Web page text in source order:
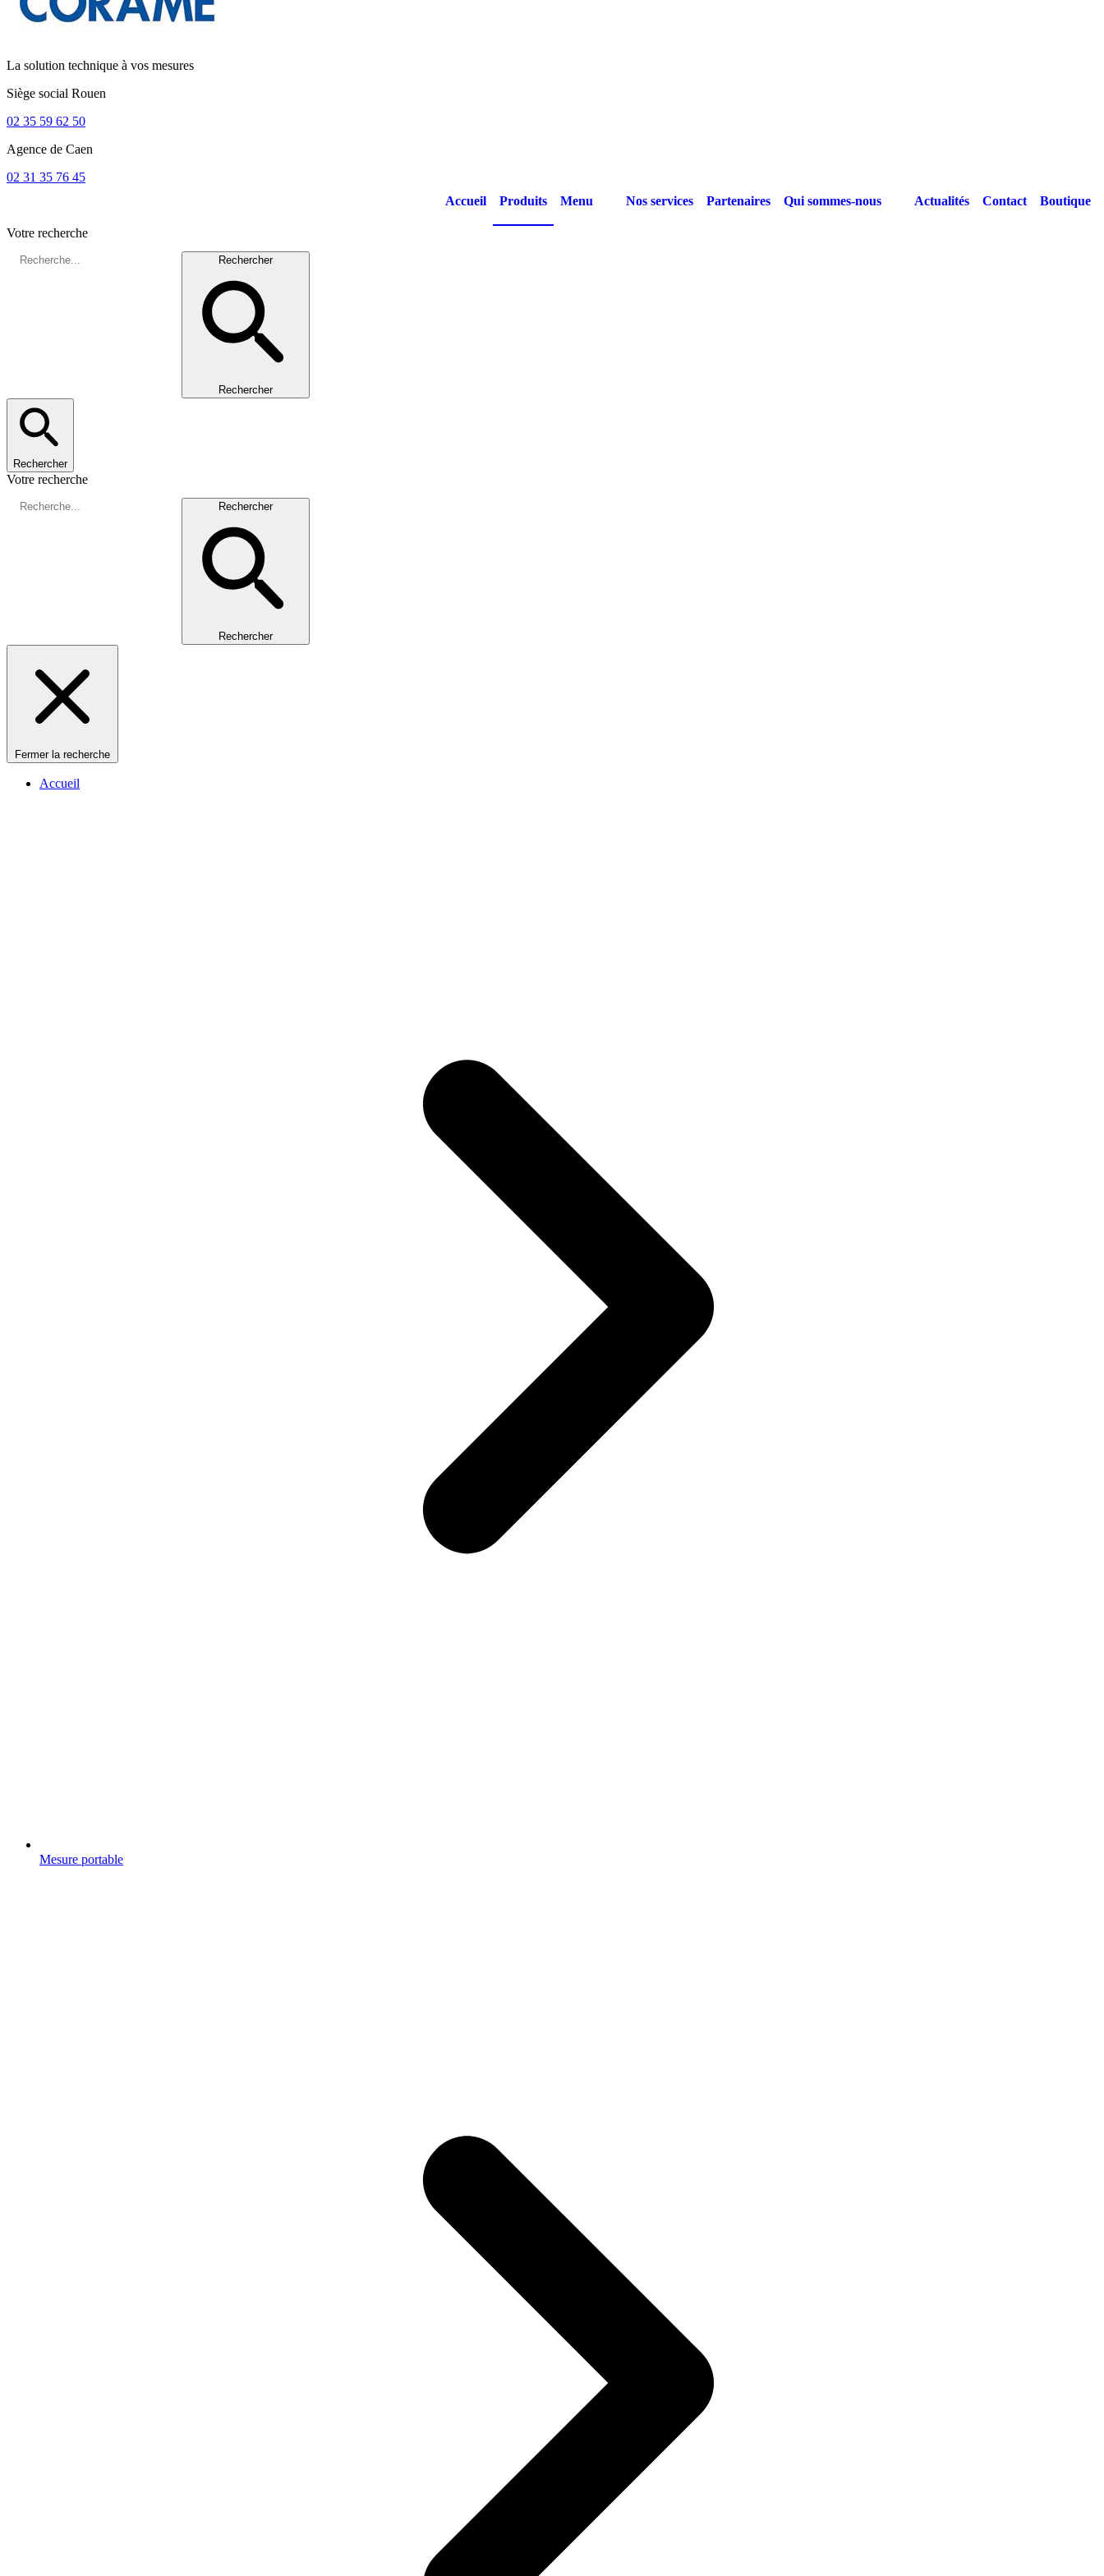
La solution technique à vos mesures
Siège social Rouen
02 35 59 62 50
Agence de Caen
02 31 35 76 45
Accueil
Produits Menu Nos services Partenaires Qui sommes-nous Actualités Contact Boutique
Votre recherche
Rechercher
Rechercher
Rechercher
Votre recherche
Rechercher
Rechercher
Fermer la recherche
Accueil
Mesure portable